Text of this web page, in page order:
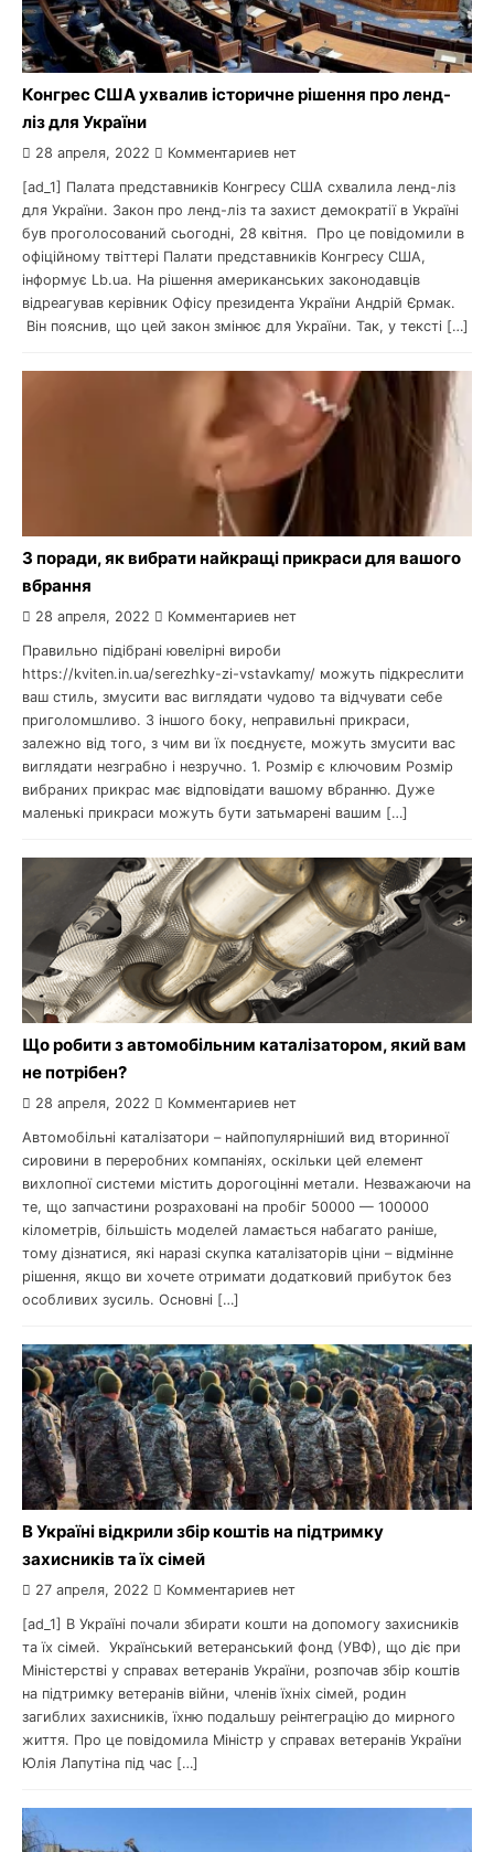
Конгрес США ухвалив історичне рішення про ленд-
ліз для України
28 апреля, 2022 Комментариев нет
[ad_1] Палата представників Конгресу США схвалила ленд-ліз
для України. Закон про ленд-ліз та захист демократії в Україні
був проголосований сьогодні, 28 квітня. Про це повідомили в
офіційному твіттері Палати представників Конгресу США,
інформує Lb.ua. На рішення американських законодавців
відреагував керівник Офісу президента України Андрій Єрмак.
Він пояснив, що цей закон змінює для України. Так, у тексті […]
3 поради, як вибрати найкращі прикраси для вашого
вбрання
28 апреля, 2022 Комментариев нет
Правильно підібрані ювелірні вироби
https://kviten.in.ua/serezhky-zi-vstavkamy/ можуть підкреслити
ваш стиль, змусити вас виглядати чудово та відчувати себе
приголомшливо. З іншого боку, неправильні прикраси,
залежно від того, з чим ви їх поєднуєте, можуть змусити вас
виглядати незграбно і незручно. 1. Розмір є ключовим Розмір
вибраних прикрас має відповідати вашому вбранню. Дуже
маленькі прикраси можуть бути затьмарені вашим […]
Що робити з автомобільним каталізатором, який вам
не потрібен?
28 апреля, 2022 Комментариев нет
Автомобільні каталізатори – найпопулярніший вид вторинної
сировини в переробних компаніях, оскільки цей елемент
вихлопної системи містить дорогоцінні метали. Незважаючи на
те, що запчастини розраховані на пробіг 50000 — 100000
кілометрів, більшість моделей ламається набагато раніше,
тому дізнатися, які наразі скупка каталізаторів ціни – відмінне
рішення, якщо ви хочете отримати додатковий прибуток без
особливих зусиль. Основні […]
В Україні відкрили збір коштів на підтримку
захисників та їх сімей
27 апреля, 2022 Комментариев нет
[ad_1] В Україні почали збирати кошти на допомогу захисників
та їх сімей. Український ветеранський фонд (УВФ), що діє при
Міністерстві у справах ветеранів України, розпочав збір коштів
на підтримку ветеранів війни, членів їхніх сімей, родин
загиблих захисників, їхню подальшу реінтеграцію до мирного
життя. Про це повідомила Міністр у справах ветеранів України
Юлія Лапутіна під час […]